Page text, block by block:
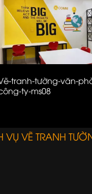
tranh-tường-văn-
ty-ms08
VỤ VẼ TRANH